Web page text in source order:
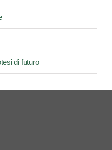
di futuro